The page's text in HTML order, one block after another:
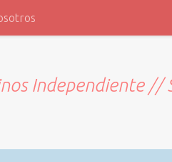
Independiente //